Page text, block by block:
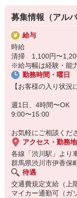
【具体的には】
［1］リネン回収、ご
［2］テーブルなど拭
掃
と分担し、最後に2名
す。
基本2名1組で行って
募集情報（アル
給与
時給
清掃 1,100円〜
※給与幅は経験・能
勤務時間・曜日
【お客様の入り状況
週1日、4時間〜OK
9:00〜15:00
お気軽にご相談くだ
アクセス・勤務地
各線「渋川駅」より
群馬県渋川市伊香保
待遇
交通費規定支給（上
マイカー通勤可（ガ